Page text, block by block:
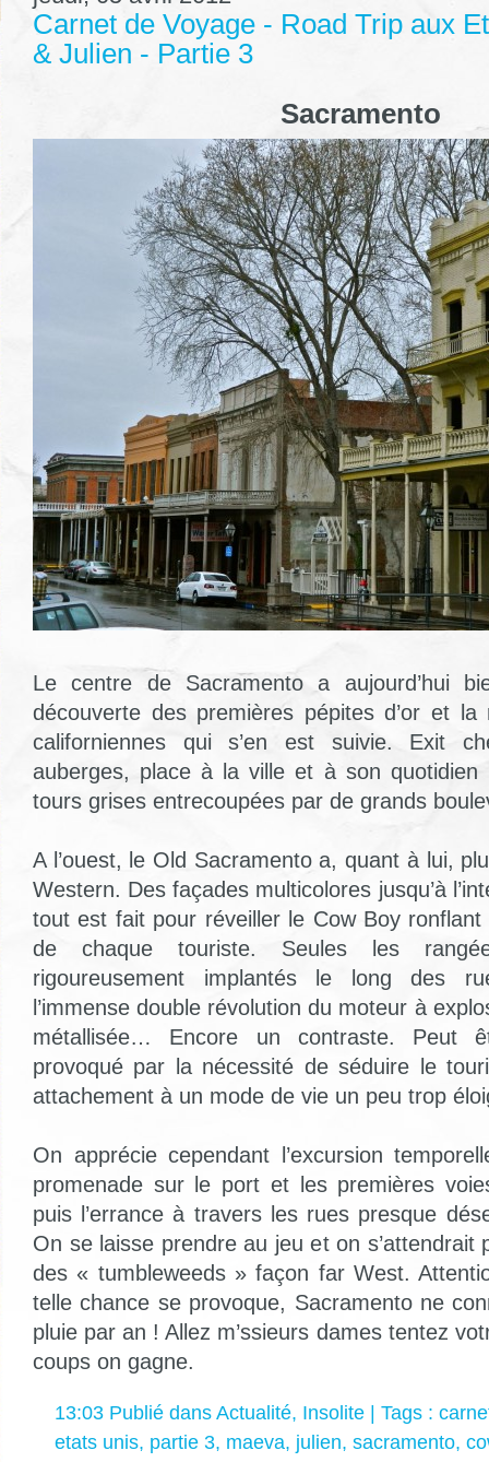
Carnet de Voyage - Road Trip aux
& Julien - Partie 3
Sacramento
Le centre de Sacramento a aujourd’hui
découverte des premières pépites d’or et
californiennes qui s’en est suivie. Exit
auberges, place à la ville et à son quotidien
tours grises entrecoupées par de grands
A l’ouest, le Old Sacramento a, quant à lui,
Western. Des façades multicolores jusqu’à
tout est fait pour réveiller le Cow Boy ronflant
de chaque touriste. Seules les
rigoureusement implantés le long des
l’immense double révolution du moteur à
métallisée… Encore un contraste. Peut
provoqué par la nécessité de séduire le
attachement à un mode de vie un peu trop
On apprécie cependant l’excursion
promenade sur le port et les premières
puis l’errance à travers les rues presque
On se laisse prendre au jeu et on s’attendrait
des « tumbleweeds » façon far West.
telle chance se provoque, Sacramento ne
pluie par an ! Allez m’ssieurs dames tentez
coups on gagne.
13:03 Publié dans Actualité, Insolite | Tags :
etats unis, partie 3, maeva, julien, sacramento,